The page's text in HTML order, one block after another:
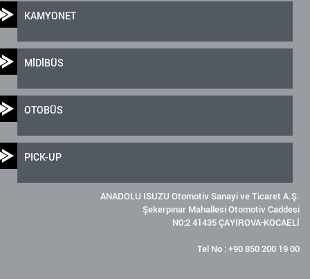
KAMYONET
MİDİBÜS
OTOBÜS
PICK-UP
ANADOLU ISUZU Otomotiv Sanayi ve Ticaret A.Ş.
Şekerpınar Mahallesi Otomotiv Caddesi
N0:2 41435 ÇAYIROVA-KOCAELİ
Tel No : +90 850 200 19 00